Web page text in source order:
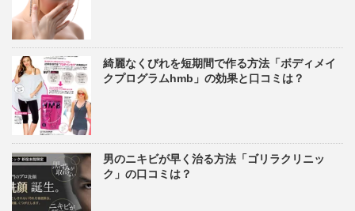
綺麗なくびれを短期間で作る方法「ボディメイ
クプログラムhmb」の効果と口コミは？
男のニキビが早く治る方法「ゴリラクリニッ
ク」の口コミは？